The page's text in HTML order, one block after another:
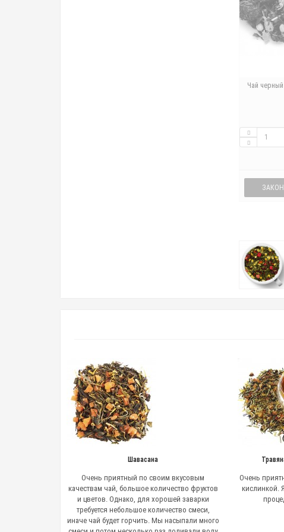
Чай
Шавасана
Очень приятный по своим вкусовым
качествам чай, большое количество фруктов
и цветов. Однако, для хорошей заварки
требуется небольшое количество смеси,
иначе чай будет горчить. Мы насыпали много
Очень
кислинкой.